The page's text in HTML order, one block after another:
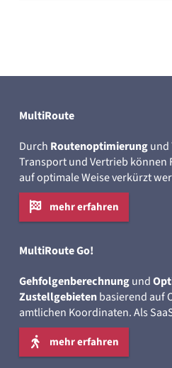
MultiRoute
Durch Routenoptimierungund
Transport und Vertrieb können
auf optimale Weise verkürzt
mehr erfahren
MultiRoute Go!
Gehfolgenberechnungund
Zustellgebietenbasierend auf
amtlichen Koordinaten. Als
mehr erfahren